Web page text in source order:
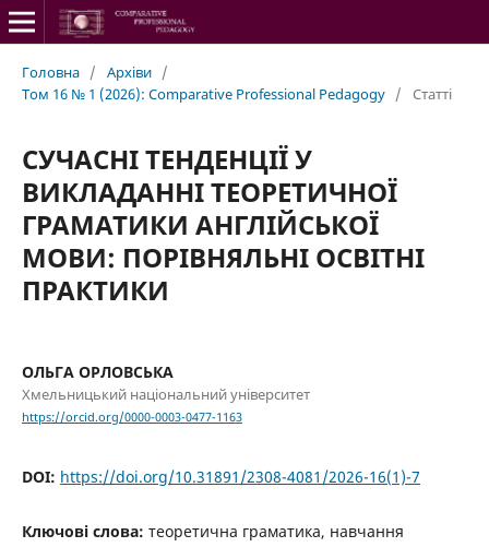
Головна / Архіви /
Том 16 № 1 (2026): Comparative Professional Pedagogy / Статті
СУЧАСНІ ТЕНДЕНЦІЇ У
ВИКЛАДАННІ ТЕОРЕТИЧНОЇ
ГРАМАТИКИ АНГЛІЙСЬКОЇ
МОВИ: ПОРІВНЯЛЬНІ ОСВІТНІ
ПРАКТИКИ
ОЛЬГА ОРЛОВСЬКА
Хмельницький національний університет
https://orcid.org/0000-0003-0477-1163
DOI: https://doi.org/10.31891/2308-4081/2026-16(1)-7
Ключові слова: теоретична граматика, навчання